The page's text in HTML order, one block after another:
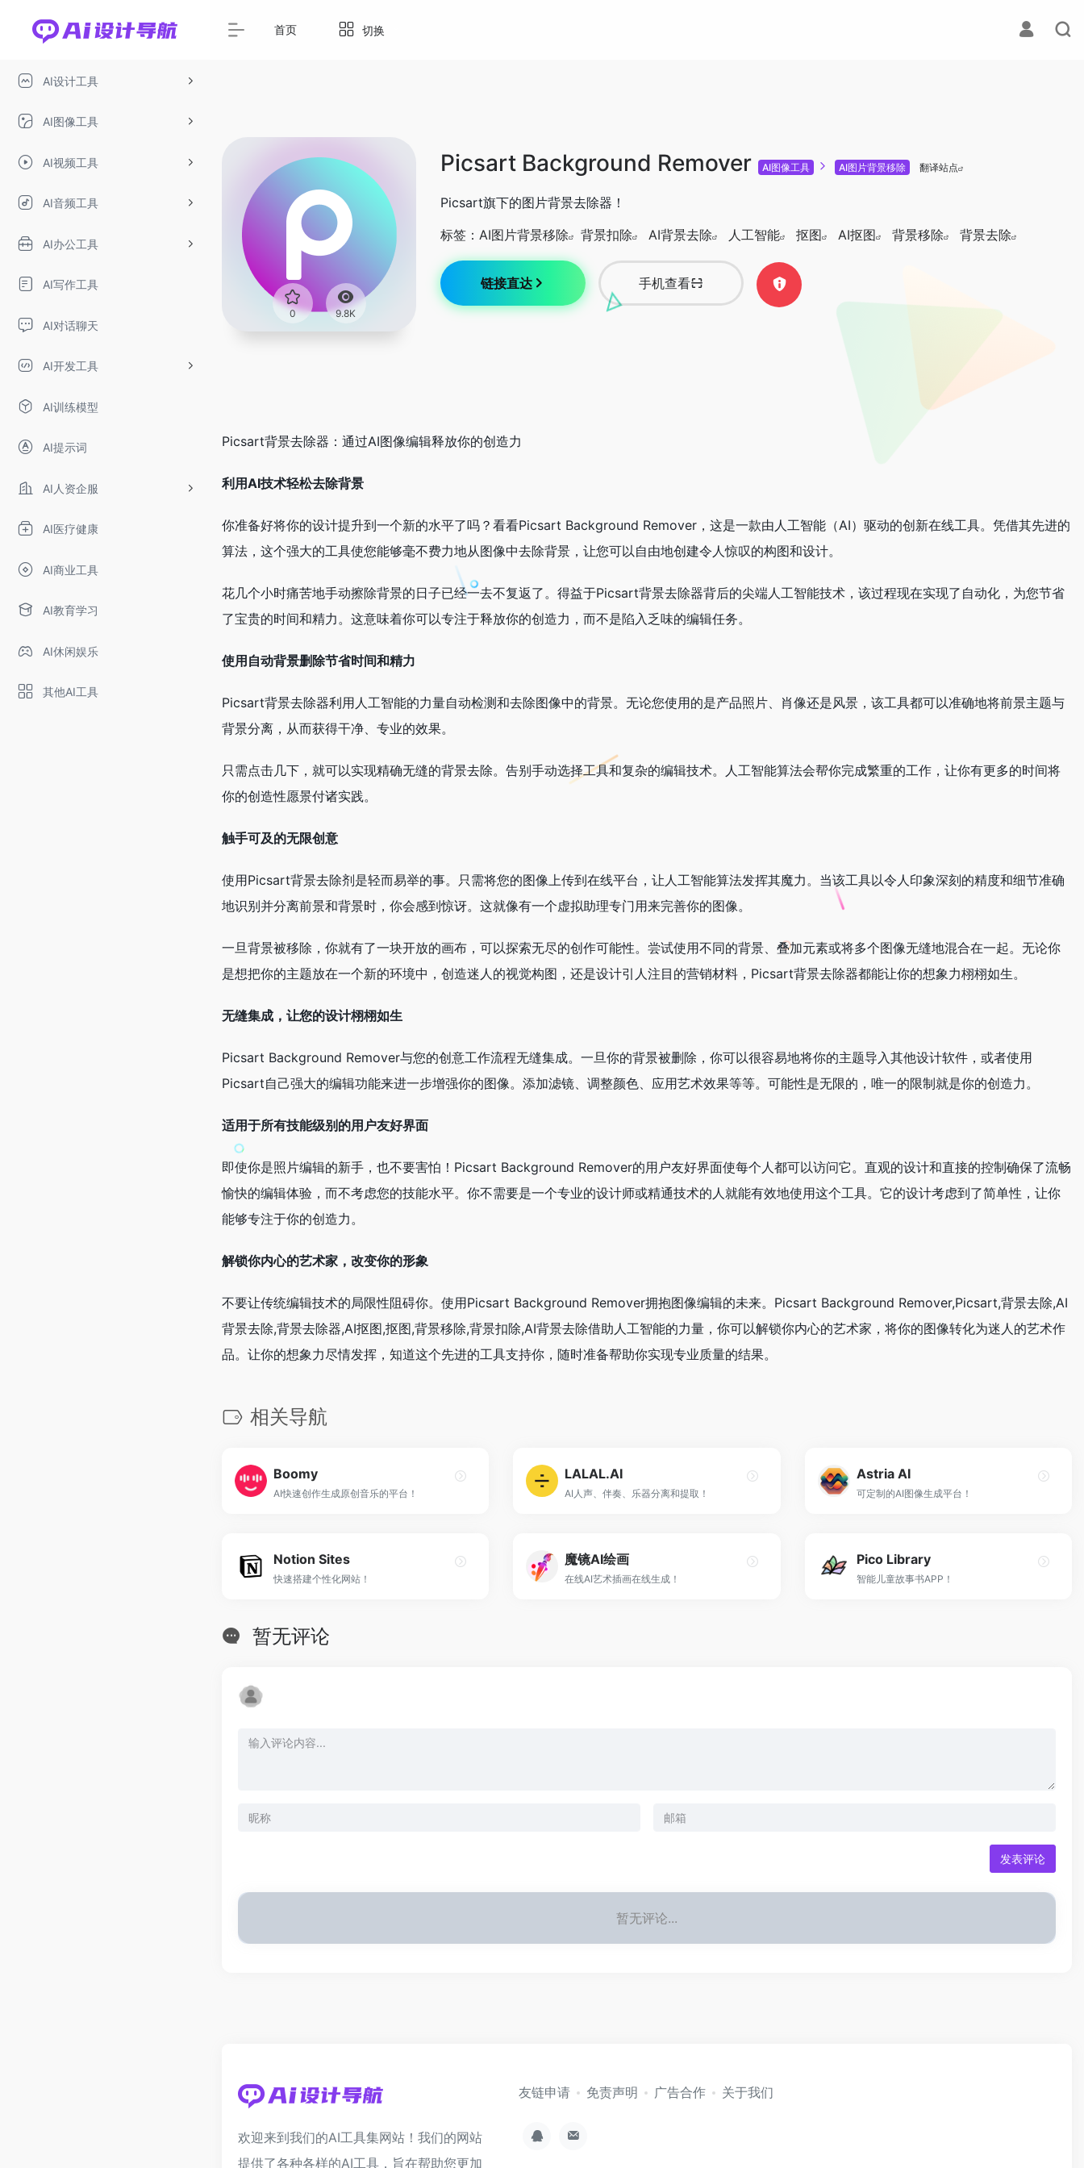
AI设计工具
AI图像工具
AI视频工具
AI音频工具
AI办公工具
AI写作工具
AI对话聊天
AI开发工具
AI训练模型
AI提示词
AI人资企服
AI医疗健康
AI商业工具
AI教育学习
AI休闲娱乐
其他AI工具
首页 切换
0 9.8K
Picsart Background Remover AI图像工具 AI图片背景移除 翻译站点
Picsart旗下的图片背景去除器！
标签： AI图片背景移除 背景扣除 AI背景去除 人工智能 抠图 AI抠图 背景移除 背景去除
链接直达 手机查看
Picsart背景去除器：通过AI图像编辑释放你的创造力
利用AI技术轻松去除背景
你准备好将你的设计提升到一个新的水平了吗？看看Picsart Background Remover，这是一款由人工智能（AI）驱动的创新在线工具。凭借其先进的
算法，这个强大的工具使您能够毫不费力地从图像中去除背景，让您可以自由地创建令人惊叹的构图和设计。
花几个小时痛苦地手动擦除背景的日子已经一去不复返了。得益于Picsart背景去除器背后的尖端人工智能技术，该过程现在实现了自动化，为您节省
了宝贵的时间和精力。这意味着你可以专注于释放你的创造力，而不是陷入乏味的编辑任务。
使用自动背景删除节省时间和精力
Picsart背景去除器利用人工智能的力量自动检测和去除图像中的背景。无论您使用的是产品照片、肖像还是风景，该工具都可以准确地将前景主题与
背景分离，从而获得干净、专业的效果。
只需点击几下，就可以实现精确无缝的背景去除。告别手动选择工具和复杂的编辑技术。人工智能算法会帮你完成繁重的工作，让你有更多的时间将
你的创造性愿景付诸实践。
触手可及的无限创意
使用Picsart背景去除剂是轻而易举的事。只需将您的图像上传到在线平台，让人工智能算法发挥其魔力。当该工具以令人印象深刻的精度和细节准确
地识别并分离前景和背景时，你会感到惊讶。这就像有一个虚拟助理专门用来完善你的图像。
一旦背景被移除，你就有了一块开放的画布，可以探索无尽的创作可能性。尝试使用不同的背景、叠加元素或将多个图像无缝地混合在一起。无论你
是想把你的主题放在一个新的环境中，创造迷人的视觉构图，还是设计引人注目的营销材料，Picsart背景去除器都能让你的想象力栩栩如生。
无缝集成，让您的设计栩栩如生
Picsart Background Remover与您的创意工作流程无缝集成。一旦你的背景被删除，你可以很容易地将你的主题导入其他设计软件，或者使用
Picsart自己强大的编辑功能来进一步增强你的图像。添加滤镜、调整颜色、应用艺术效果等等。可能性是无限的，唯一的限制就是你的创造力。
适用于所有技能级别的用户友好界面
即使你是照片编辑的新手，也不要害怕！Picsart Background Remover的用户友好界面使每个人都可以访问它。直观的设计和直接的控制确保了流畅
愉快的编辑体验，而不考虑您的技能水平。你不需要是一个专业的设计师或精通技术的人就能有效地使用这个工具。它的设计考虑到了简单性，让你
能够专注于你的创造力。
解锁你内心的艺术家，改变你的形象
不要让传统编辑技术的局限性阻碍你。使用Picsart Background Remover拥抱图像编辑的未来。Picsart Background Remover,Picsart,背景去除,AI
背景去除,背景去除器,AI抠图,抠图,背景移除,背景扣除,AI背景去除借助人工智能的力量，你可以解锁你内心的艺术家，将你的图像转化为迷人的艺术作
品。让你的想象力尽情发挥，知道这个先进的工具支持你，随时准备帮助你实现专业质量的结果。
相关导航
Boomy
AI快速创作生成原创音乐的平台！
LALAL.AI
AI人声、伴奏、乐器分离和提取！
Astria AI
可定制的AI图像生成平台！
Notion Sites
快速搭建个性化网站！
魔镜AI绘画
在线AI艺术插画在线生成！
Pico Library
智能儿童故事书APP！
暂无评论
发表评论
暂无评论...
欢迎来到我们的AI工具集网站！我们的网站
提供了各种各样的AI工具，旨在帮助您更加
友链申请 免责声明 广告合作 关于我们